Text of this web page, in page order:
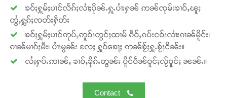
ဝ်ႇၽူႈတွႆႇႁွၵ်ႈ လႆႈယူႇၶႃႈဢေႃႈ။
Donate Now
ၶဝ်ႈႁူမ်ႈပၢင်လႅၵ်ႈလၢႆႈပိုၼ်ႉႁူႉပၢႆးႁၼ် ဢၼ်ၸုမ်းၶၢဝ်ႇၽူႈ
တွႆႇႁွၵ်ႈၸတ်းႁဵတ်း
ၶဝ်ႈႁူမ်ႈပၢင်ဢုပ်ႇဢူဝ်းတွင်ႈထၢမ် ၵဵဝ်ႇၵပ်းငဝ်းလၢႆးၵၢၼ်မိူင်း၊
ၵၢၼ်မၢၵ်ႈမီး၊ ပၢႆးမွၼ်း လႄႈ ႁူဝ်ၶေႃႈ ဢၼ်ၶႂ်ႈႁူႉၶႂ်ႈငိၼ်း။
လႆႈႁပ်ႉဢၢၼ်ႇ ၶၢဝ်ႇၶိုၵ်ႉတွၼ်း ပိူင်ပဵၼ်ဝူင်ႈလႂ်ဝူင်ႈ ၼၼ်ႉ။
Contact